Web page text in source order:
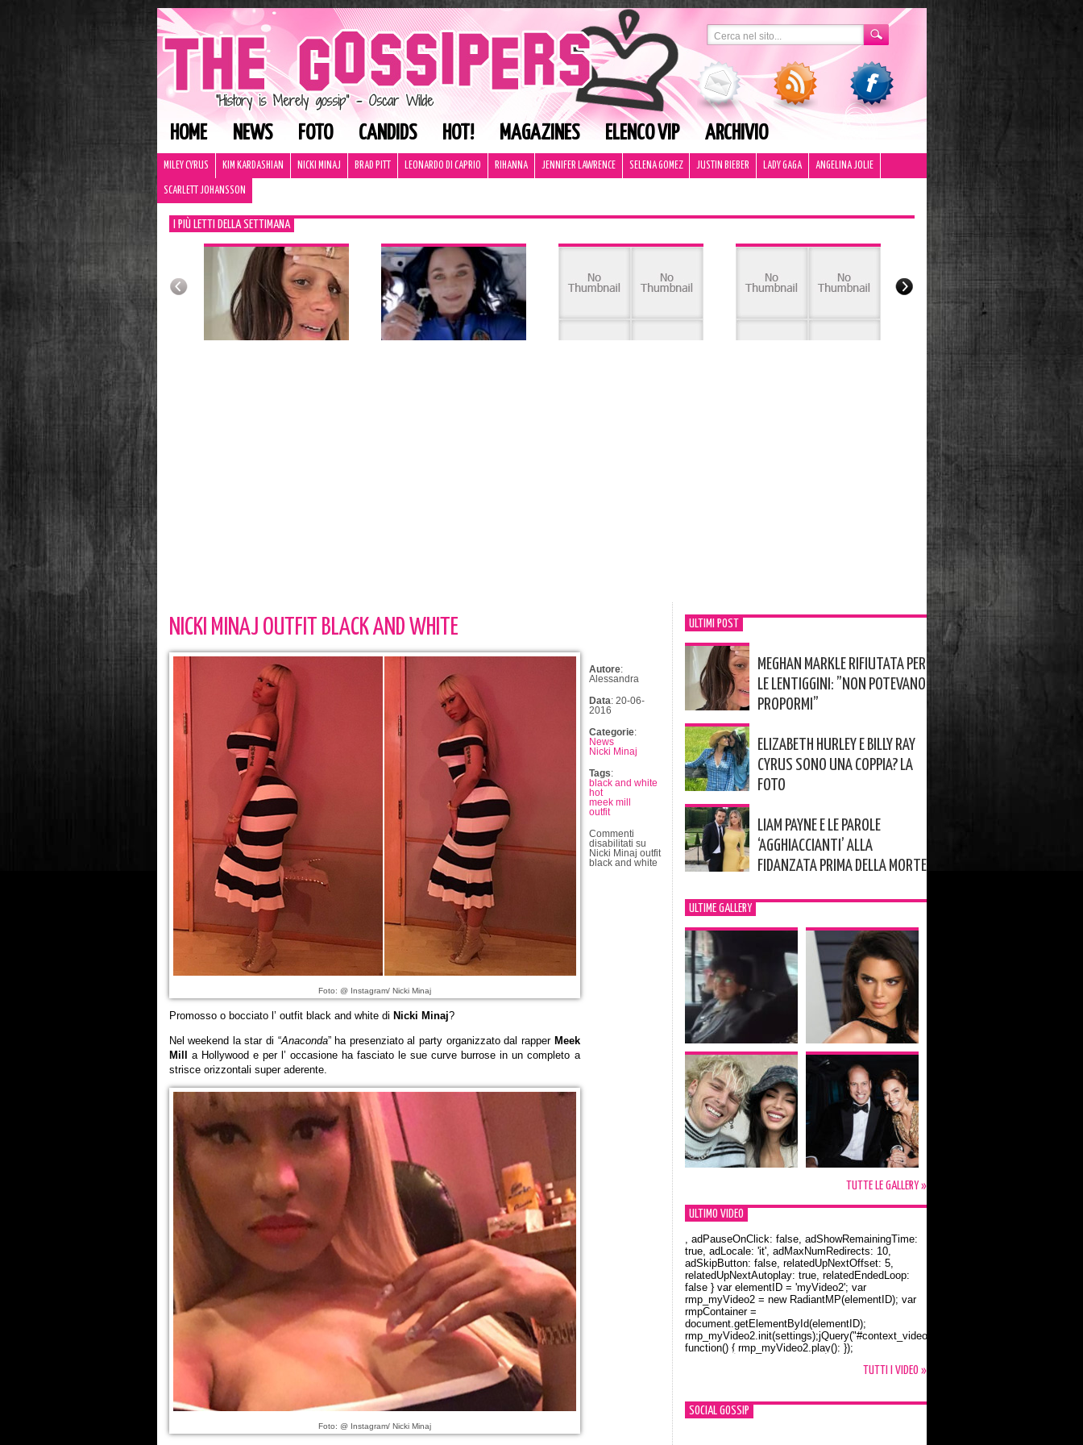
HOME NEWS FOTO CANDIDS HOT! MAGAZINES ELENCO VIP ARCHIVIO
MILEY CYRUS KIM KARDASHIAN NICKI MINAJ BRAD PITT LEONARDO DI CAPRIO RIHANNA JENNIFER LAWRENCE SELENA GOMEZ JUSTIN BIEBER LADY GAGA ANGELINA JOLIE
SCARLETT JOHANSSON
I PIÙ LETTI DELLA SETTIMANA
NICKI MINAJ OUTFIT BLACK AND WHITE
Foto: @ Instagram/ Nicki Minaj
Promosso o bocciato l’ outfit black and white di Nicki Minaj?
Nel weekend la star di “Anaconda” ha presenziato al party organizzato dal rapper Meek
Mill
a Hollywood e per l’ occasione ha fasciato le sue curve burrose in un completo a
strisce orizzontali super aderente.
Foto: @ Instagram/ Nicki Minaj
Autore:
Alessandra
Data: 20-06-
2016
Categorie:
News
Nicki Minaj
Tags:
black and white
hot
meek mill
outfit
Commenti
disabilitati su
Nicki Minaj outfit
black and white
ULTIMI POST
MEGHAN MARKLE RIFIUTATA PER
LE LENTIGGINI: ”NON POTEVANO
PROPORMI”
ELIZABETH HURLEY E BILLY RAY
CYRUS SONO UNA COPPIA? LA
FOTO
LIAM PAYNE E LE PAROLE
‘AGGHIACCIANTI’ ALLA
FIDANZATA PRIMA DELLA MORTE
ULTIME GALLERY
TUTTE LE GALLERY »
ULTIMO VIDEO
Orlando Bloom e la t-shirt dedicata a Flynn
, adPauseOnClick: false, adShowRemainingTime:
true, adLocale: 'it', adMaxNumRedirects: 10,
adSkipButton: false, relatedUpNextOffset: 5,
relatedUpNextAutoplay: true, relatedEndedLoop:
false } var elementID = 'myVideo2'; var
rmp_myVideo2 = new RadiantMP(elementID); var
rmpContainer =
document.getElementById(elementID);
rmp_myVideo2.init(settings);jQuery("#context_video2").one("mouseover",
function() { rmp_myVideo2.play(); });
TUTTI I VIDEO »
SOCIAL GOSSIP